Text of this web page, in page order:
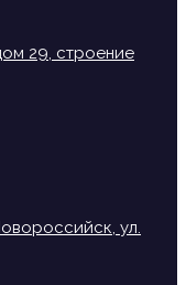
29, строение
ул.